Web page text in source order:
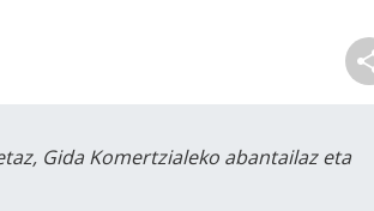
Gida Komertzialeko abantailaz eta